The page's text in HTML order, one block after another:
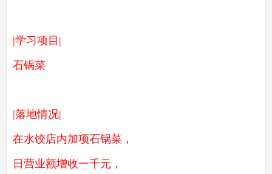
|学习项目|
石锅菜
|落地情况|
在水饺店内加项石锅菜，
日营业额增收一千元，